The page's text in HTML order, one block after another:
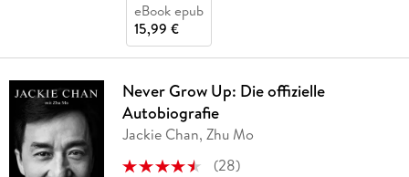
eBook epub
15,99 €
Never Grow Up: Die offizielle
Autobiografie
Jackie Chan, Zhu Mo
(28)